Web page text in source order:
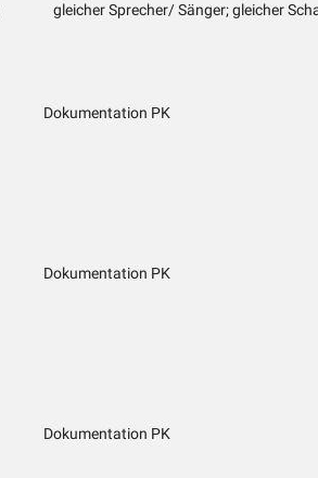
gleicher Sprecher/ Sänger; gleicher
Dokumentation PK
Dokumentation PK
Dokumentation PK